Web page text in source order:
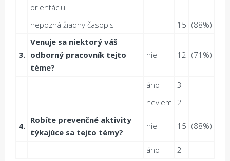
orientáciu
nepozná žiadny časopis 15 (88%)
3.
Venuje sa niektorý váš
odborný pracovník tejto
téme?
nie 12 (71%)
áno
3
neviem 2
4.
Robíte prevenčné aktivity
týkajúce sa tejto témy?
nie 15 (88%)
áno 2